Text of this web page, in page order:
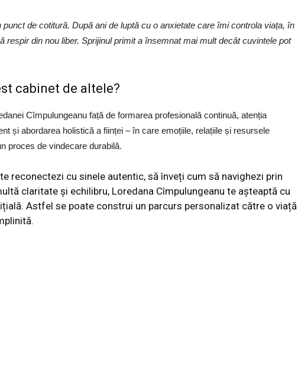
punct de cotitură. După ani de luptă cu o anxietate care îmi controla viața, în
respir din nou liber. Sprijinul primit a însemnat mai mult decât cuvintele pot
cabinet de altele?
Cîmpulungeanu față de formarea profesională continuă, atenția
și abordarea holistică a ființei – în care emoțiile, relațiile și resursele
proces de vindecare durabilă.
reconectezi cu sinele autentic, să înveți cum să navighezi prin
claritate și echilibru, Loredana Cîmpulungeanu te așteaptă cu
Astfel se poate construi un parcurs personalizat către o viață